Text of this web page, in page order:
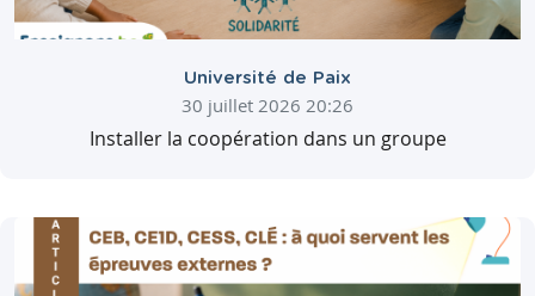
Université de Paix
30 juillet 2026 20:26
Installer la coopération dans un groupe